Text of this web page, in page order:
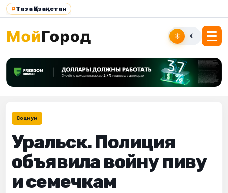
#Таза Қазақстан
☀ ☾
Социум
Уральск. Полиция
объявила войну пиву
и семечкам